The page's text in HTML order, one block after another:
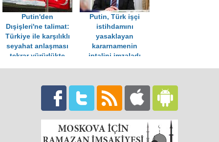
Putin'den
Dışişleri'ne talimat:
Türkiye ile karşılıklı
seyahat anlaşması
tekrar yürürlükte
Putin, Türk işçi
istihdamını
yasaklayan
kararnamenin
iptalini imzaladı